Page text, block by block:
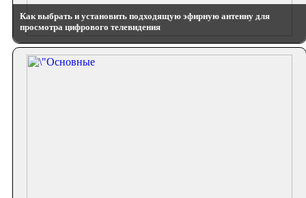
Как выбрать и установить подходящую эфирную антенну для
просмотра цифрового телевидения